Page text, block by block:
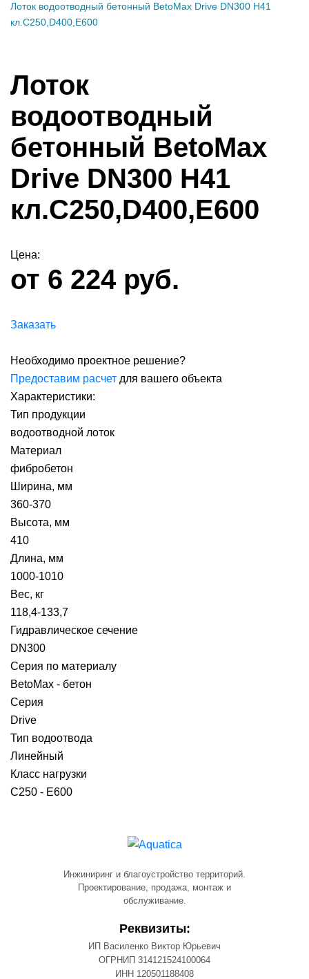
Лоток водоотводный бетонный BetoMax Drive DN300 H41
кл.С250,D400,Е600
Лоток
водоотводный
бетонный BetoMax
Drive DN300 H41
кл.С250,D400,Е600
Цена:
от 6 224 руб.
Заказать
Необходимо проектное решение?
Предоставим расчет для вашего объекта
Характеристики:
Тип продукции
водоотводной лоток
Материал
фибробетон
Ширина, мм
360-370
Высота, мм
410
Длина, мм
1000-1010
Вес, кг
118,4-133,7
Гидравлическое сечение
DN300
Серия по материалу
BetoMax - бетон
Серия
Drive
Тип водоотвода
Линейный
Класс нагрузки
C250 - E600
Инжиниринг и благоустройство территорий.
Проектирование, продажа, монтаж и
обслуживание.
Реквизиты:
ИП Василенко Виктор Юрьевич
ОГРНИП 314121524100064
ИНН 120501188408